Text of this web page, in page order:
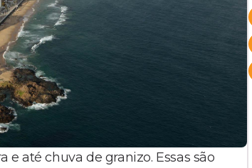
até chuva de granizo. Essas são